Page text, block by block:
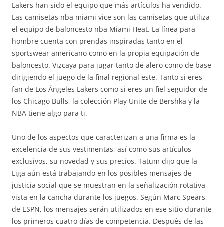
Lakers han sido el equipo que más artículos ha vendido.
Las camisetas nba miami vice son las camisetas que utiliza
el equipo de baloncesto nba Miami Heat. La línea para
hombre cuenta con prendas inspiradas tanto en el
sportswear americano como en la propia equipación de
baloncesto. Vizcaya para jugar tanto de alero como de base
dirigiendo el juego de la final regional este. Tanto si eres
fan de Los Ángeles Lakers como si eres un fiel seguidor de
los Chicago Bulls, la colección Play Unite de Bershka y la
NBA tiene algo para ti.
Uno de los aspectos que caracterizan a una firma es la
excelencia de sus vestimentas, así como sus artículos
exclusivos, su novedad y sus precios. Tatum dijo que la
Liga aún está trabajando en los posibles mensajes de
justicia social que se muestran en la señalización rotativa
vista en la cancha durante los juegos. Según Marc Spears,
de ESPN, los mensajes serán utilizados en ese sitio durante
los primeros cuatro días de competencia. Después de las